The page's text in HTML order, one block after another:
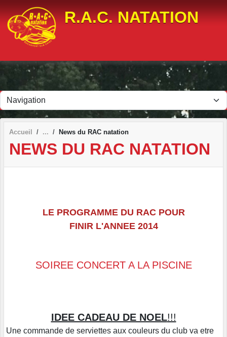
R.A.C. NATATION
Accueil News du RAC natation
NEWS DU RAC NATATION
LE PROGRAMME DU RAC POUR
FINIR L'ANNEE 2014
SOIREE CONCERT A LA PISCINE
IDEE CADEAU DE NOEL!!!
Une commande de serviettes aux couleurs du club va etre
Panneau de gestion des cookies